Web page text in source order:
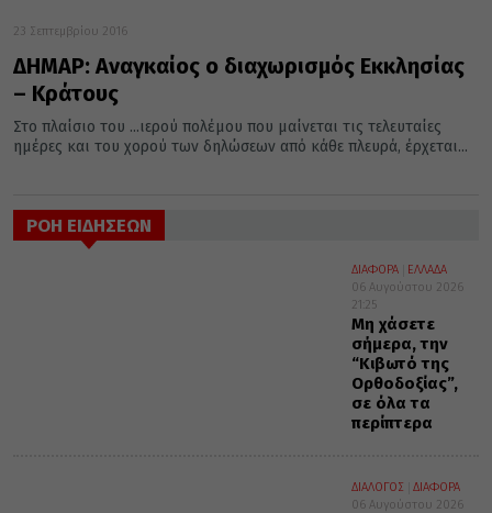
23 Σεπτεμβρίου 2016
ΔΗΜΑΡ: Αναγκαίος ο διαχωρισμός Εκκλησίας
– Κράτους
Στο πλαίσιο του ...ιερού πολέμου που μαίνεται τις τελευταίες
ημέρες και του χορού των δηλώσεων από κάθε πλευρά, έρχεται...
ΡΟΗ ΕΙΔΗΣΕΩΝ
ΔΙΑΦΟΡΑ
ΕΛΛΑΔΑ
06 Αυγούστου 2026
21:25
Μη χάσετε
σήμερα, την
“Κιβωτό της
Ορθοδοξίας”,
σε όλα τα
περίπτερα
ΔΙΑΛΟΓΟΣ
ΔΙΑΦΟΡΑ
06 Αυγούστου 2026